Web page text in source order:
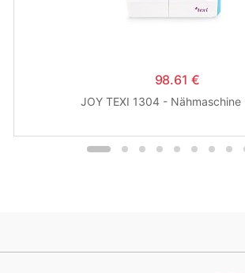
98.61 €
JOY TEXI 1304 - Nähmaschine